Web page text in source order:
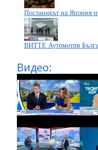
Посланикът на Япония
ВИТТЕ Аутомотив
Видео: